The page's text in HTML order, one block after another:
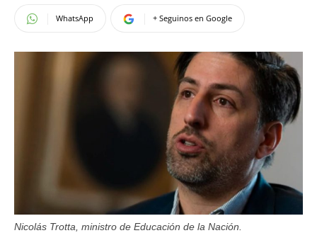
WhatsApp + Seguinos en Google
Nicolás Trotta, ministro de Educación de la Nación.